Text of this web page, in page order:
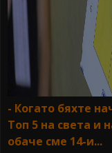
- Когато бяхте
Топ 5 на света и
обаче сме 14-и...